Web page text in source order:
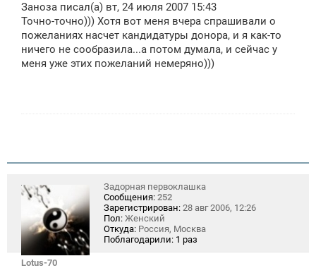
б
щ
н
и
Заноза писал(а) вт, 24 июля 2007 15:43
Точно-точно))) Хотя вот меня вчера спрашивали о
пожеланиях насчет кандидатуры донора, и я как-то
ничего не сообразила...а потом думала, и сейчас у
меня уже этих пожеланий немеряно)))
Lotus-70
Задорная первоклашка
Сообщения: 252
Зарегистрирован: 28 авг 2006, 12:26
Пол: Женский
Откуда: Россия, Москва
Поблагодарили: 1 раз